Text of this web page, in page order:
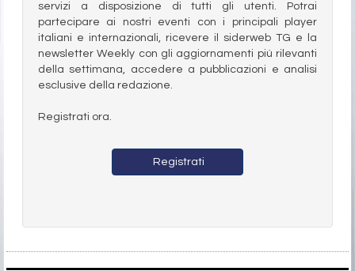
servizi a disposizione di tutti gli utenti. Potrai
partecipare ai nostri eventi con i principali player
italiani e internazionali, ricevere il siderweb TG e la
newsletter Weekly con gli aggiornamenti più rilevanti
della settimana, accedere a pubblicazioni e analisi
esclusive della redazione.
Registrati ora.
Registrati